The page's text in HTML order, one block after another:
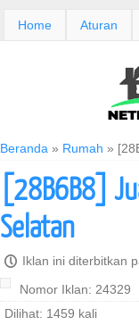
Home Aturan
Beranda » Rumah »
[28B6B8]
Selatan
P Iklan ini diterbitkan
Nomor Iklan: 24329
Dilihat: 1459 kali